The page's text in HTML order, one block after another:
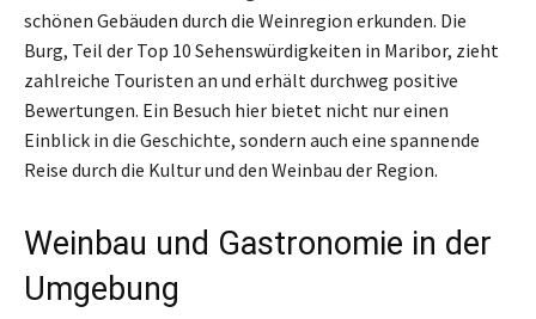
schönen Gebäuden durch die Weinregion erkunden. Die
Burg, Teil der Top 10 Sehenswürdigkeiten in Maribor, zieht
zahlreiche Touristen an und erhält durchweg positive
Bewertungen. Ein Besuch hier bietet nicht nur einen
Einblick in die Geschichte, sondern auch eine spannende
Reise durch die Kultur und den Weinbau der Region.
Weinbau und Gastronomie in der
Umgebung